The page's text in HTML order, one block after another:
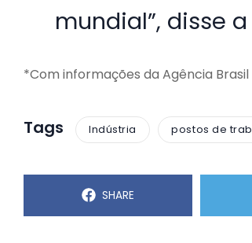
mundial”, disse
*Com informações da Agência Brasil
Tags Indústria postos de
SHARE